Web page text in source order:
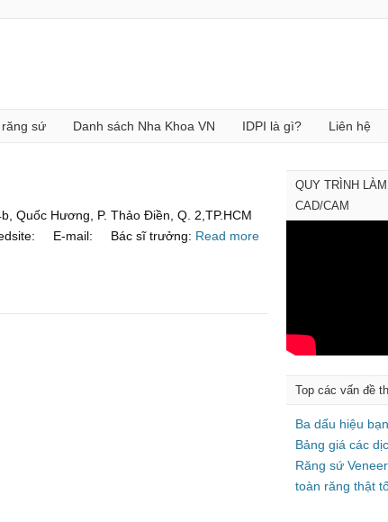
răng sứ Danh sách Nha Khoa VN IDPI là gì? Liên hệ
Quốc Hương, P. Thảo Điền, Q. 2,TP.HCM
E-mail: Bác sĩ trưởng: Read more
QUY TRÌNH
CAD/CAM
Top các vấn đề
Ba dấu hiệu
Bảng giá các
Răng sứ
toàn răng thật